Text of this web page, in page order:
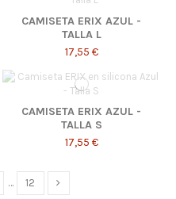
CAMISETA ERIX AZUL -
TALLA L
17,55 €
CAMISETA ERIX AZUL -
TALLA S
17,55 €
… 12